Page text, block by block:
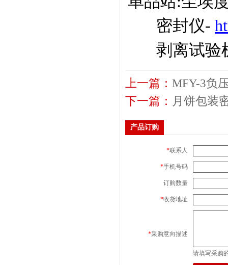
密封仪-
剥离试验
上一篇： MFY-3负
下一篇： 月饼包装
产品订购
*联系人
*手机号码
订购数量
*收货地址
*采购意向描述
请填写采购